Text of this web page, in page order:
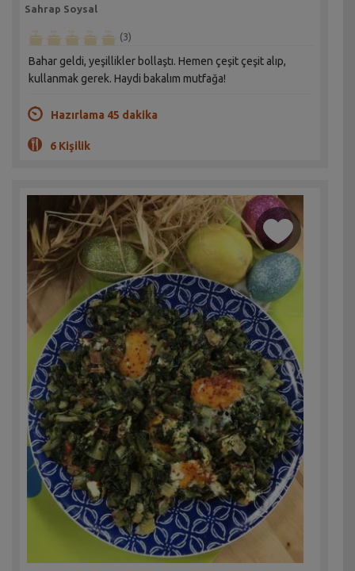
Sahrap Soysal
(3)
Bahar geldi, yeşillikler bollaştı. Hemen çeşit çeşit alıp,
kullanmak gerek. Haydi bakalım mutfağa!
Hazırlama 45 dakika
6 Kişilik